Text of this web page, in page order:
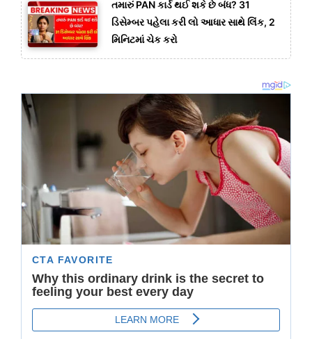
તમારું PAN કાર્ડ થઈ શકે છે બંધ? 31
ડિસેમ્બર પહેલા કરી લો આધાર સાથે લિંક, 2
મિનિટમાં ચેક કરો